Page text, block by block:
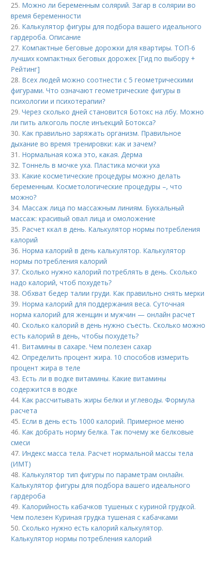
25. Можно ли беременным солярий. Загар в солярии во
время беременности
26. Калькулятор фигуры для подбора вашего идеального
гардероба. Описание
27. Компактные беговые дорожки для квартиры. ТОП-6
лучших компактных беговых дорожек [Гид по выбору +
Рейтинг]
28. Всех людей можно соотнести с 5 геометрическими
фигурами. Что означают геометрические фигуры в
психологии и психотерапии?
29.Через сколько дней становится Ботокс на лбу. Можно
ли пить алкоголь после инъекций Ботокса?
30. Как правильно заряжать организм. Правильное
дыхание во время тренировки: как и зачем?
31. Нормальная кожа это, какая. Дерма
32. Тоннель в мочке уха. Пластика мочки уха
33. Какие косметические процедуры можно делать
беременным. Косметологические процедуры –, что
можно?
34. Массаж лица по массажным линиям. Буккальный
массаж: красивый овал лица и омоложение
35. Расчет ккал в день. Калькулятор нормы потребления
калорий
36. Норма калорий в день калькулятор. Калькулятор
нормы потребления калорий
37.Сколько нужно калорий потреблять в день. Сколько
надо калорий, чтоб похудеть?
38.Обхват бедер талии груди. Как правильно снять мерки
39. Норма калорий для поддержания веса. Суточная
норма калорий для женщин и мужчин — онлайн расчет
40.Сколько калорий в день нужно съесть. Сколько можно
есть калорий в день, чтобы похудеть?
41. Витамины в сахаре. Чем полезен сахар
42.Определить процент жира. 10 способов измерить
процент жира в теле
43. Есть ли в водке витамины. Какие витамины
содержится в водке
44. Как рассчитывать жиры белки и углеводы. Формула
расчета
45. Если в день есть 1000 калорий. Примерное меню
46. Как добрать норму белка. Так почему же белковые
смеси
47. Индекс масса тела. Расчет нормальной массы тела
(ИМТ)
48. Калькулятор тип фигуры по параметрам онлайн.
Калькулятор фигуры для подбора вашего идеального
гардероба
49. Калорийность кабачков тушеных с куриной грудкой.
Чем полезен Куриная грудка тушеная с кабачками
50.Сколько нужно есть калорий калькулятор.
Калькулятор нормы потребления калорий